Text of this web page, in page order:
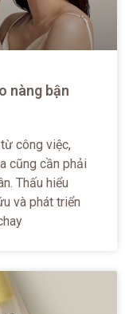
nàng bận
công việc,
cũng cần phải
Thấu hiểu
và phát triển